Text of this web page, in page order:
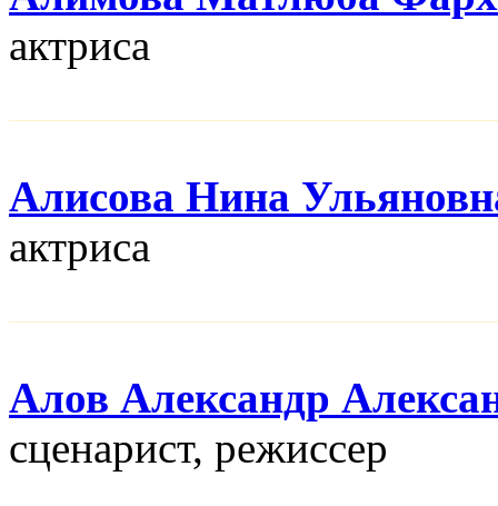
актриса
Алисова Нина
актриса
Алов Александр
сценарист, режисcер